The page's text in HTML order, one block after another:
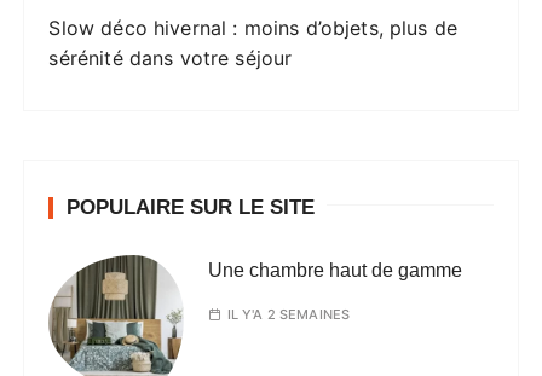
Slow déco hivernal : moins d’objets, plus de
sérénité dans votre séjour
POPULAIRE SUR LE SITE
Une chambre haut de gamme
IL Y'A 2 SEMAINES